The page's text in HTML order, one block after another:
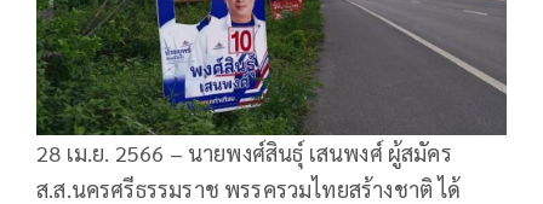
28 เม.ย. 2566 – นายพงศ์สินธุ์ เสนพงศ์ ผู้สมัคร
ส.ส.นครศรีธรรมราช พรรครวมไทยสร้างชาติ ได้